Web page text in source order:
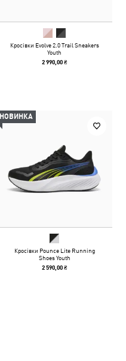
Кросівки Evolve 2.0 Trail Sneakers
Youth
2 990,00 ₴
НОВИНКА
Кросівки Pounce Lite Running
Shoes Youth
2 590,00 ₴